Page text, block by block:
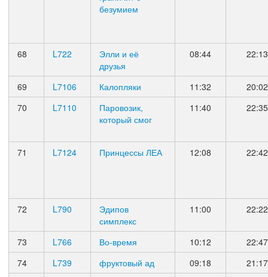
безумием
68 L722
Элли и её
друзья
08:44 22:13
69 L7106 Калопляки 11:32
20:02
70
L7110
Паровозик,
который смог
11:40 22:35
71 L7124 Принцессы ЛЕА 12:08 22:42
72 L790
Эдипов
симплекс
11:00 22:22
73 L766 Во-время 10:12
22:47
74
L739 фруктовый ад 09:18
21:17